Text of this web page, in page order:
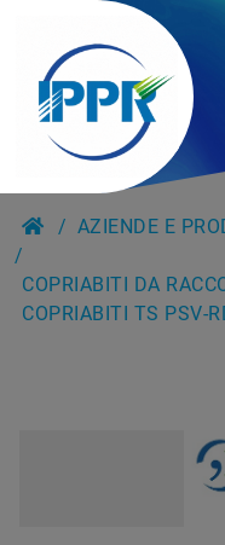
AZIENDE E
COPRIABITI DA
COPRIABITI TS PSV-